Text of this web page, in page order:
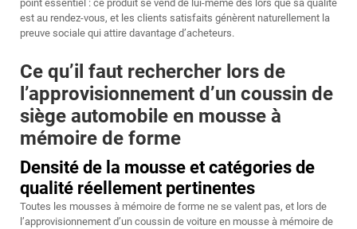
point essentiel : ce produit se vend de lui-même dès lors que sa qualité
est au rendez-vous, et les clients satisfaits génèrent naturellement la
preuve sociale qui attire davantage d’acheteurs.
Ce qu’il faut rechercher lors de
l’approvisionnement d’un coussin de
siège automobile en mousse à
mémoire de forme
Densité de la mousse et catégories de
qualité réellement pertinentes
Toutes les mousses à mémoire de forme ne se valent pas, et lors de
l’approvisionnement d’un coussin de voiture en mousse à mémoire de